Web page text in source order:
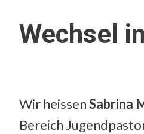
Wechsel
Wir heissenSabrina
Bereich